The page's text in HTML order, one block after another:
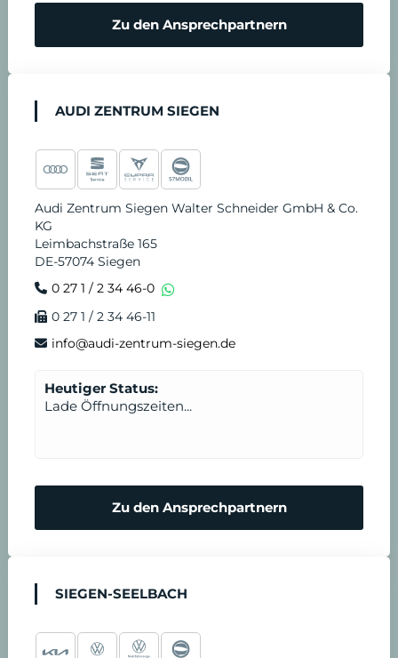
r
Zu den Ansprechpartnern
AUDI ZENTRUM SIEGEN
Audi Zentrum Siegen Walter Schneider GmbH & Co.
KG
Leimbachstraße 165
DE-57074 Siegen
0 27 1 / 2 34 46-0
0 27 1 / 2 34 46-11
info@audi-zentrum-siegen.de
Heutiger Status:
Lade Öffnungszeiten...
Zu den Ansprechpartnern
SIEGEN-SEELBACH